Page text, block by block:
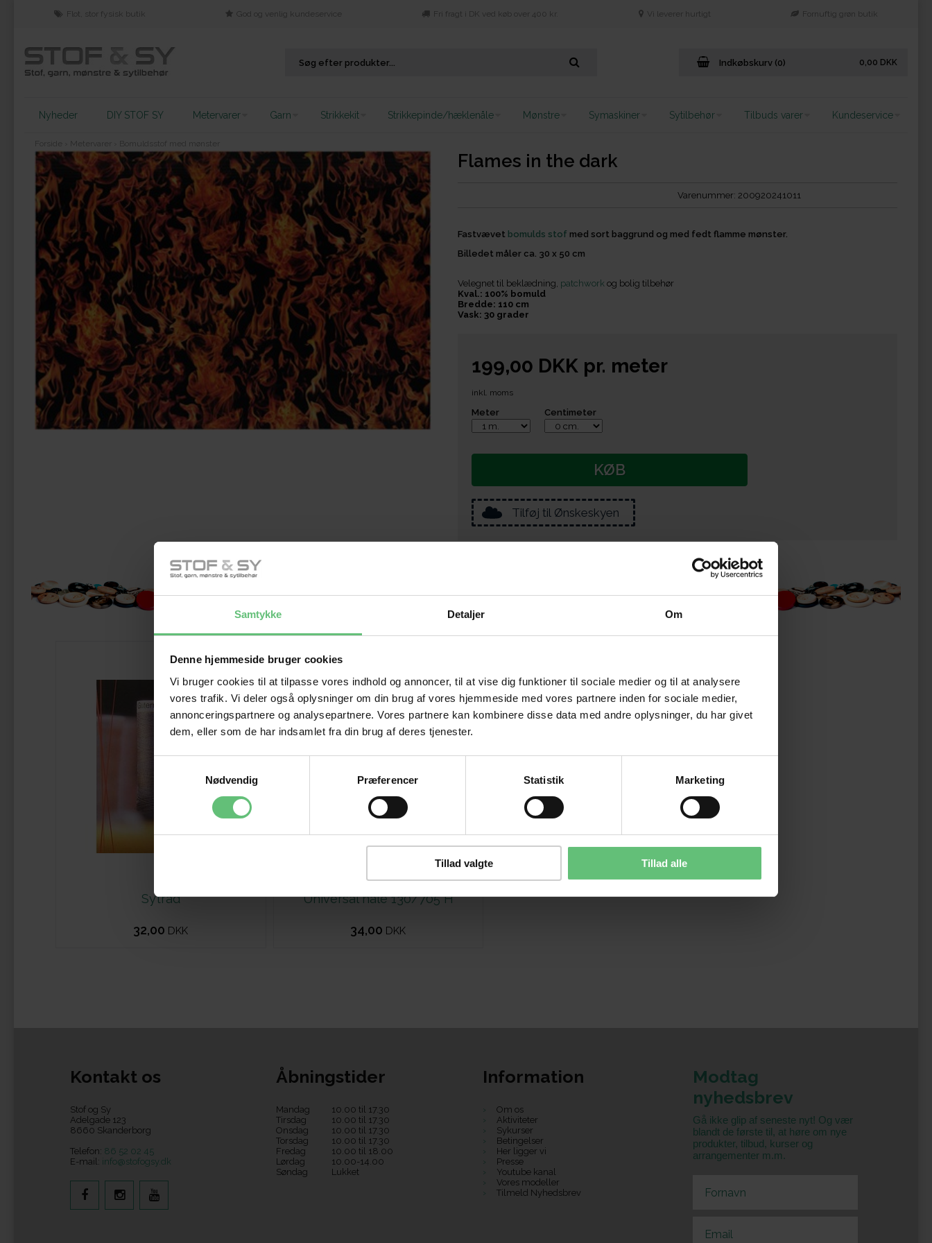
Samtykke Detaljer Om
Denne hjemmeside bruger cookies
Vi bruger cookies til at tilpasse vores indhold og annoncer, til at vise dig funktioner til sociale medier og til at analysere
vores trafik. Vi deler også oplysninger om din brug af vores hjemmeside med vores partnere inden for sociale medier,
annonceringspartnere og analysepartnere. Vores partnere kan kombinere disse data med andre oplysninger, du har givet
dem, eller som de har indsamlet fra din brug af deres tjenester.
Nødvendig
Præferencer Statistik Marketing
Tillad valgte Tillad alle
Flot, stor fysisk butik God og venlig kundeservice Fri fragt i DK ved køb over 400 kr. Vi leverer hurtigt Fornuftig grøn butik
Indkøbskurv (0) 0,00 DKK
Nyheder DIY STOF SY Metervarer Garn Strikkekit Strikkepinde/hæklenåle Mønstre Symaskiner Sytilbehør Tilbuds varer Kundeservice
Metervarer Bomuldsstof med mønster
Flames in the dark
Varenummer: 200920241011
Fastvævet bomulds stof med sort baggrund og med fedt flamme mønster.
Billedet måler ca. 30 x 50 cm
Velegnet til beklædning, patchworkog bolig tilbehør
Kval.: 100% bomuld
Bredde: 110 cm
Vask: 30 grader
199,00 DKKpr. meter
inkl. moms
Meter Centimeter
KØB
Tilføj til Ønskeskyen
Måske er du også interesseret i følgende produkter
Sytråd
32,00 DKK
Universal nåle 130/705 H
34,00 DKK
Kontakt os
Stof og Sy
Adelgade 123
8660 Skanderborg
Telefon: 86 52 02 45
E-mail: info@stofogsy.dk
Åbningstider
Mandag
10.00 til 17.30
Tirsdag
10.00 til 17.30
Onsdag
10.00 til 17.30
Torsdag
10.00 til 17.30
Fredag
10.00 til 18.00
Lørdag
10.00-14.00
Søndag
Lukket
Information
Om os
Aktiviteter
Sykurser
Betingelser
Her ligger vi
Presse
Youtube kanal
Vores modeller
Tilmeld Nyhedsbrev
Modtag
nyhedsbrev
Gå ikke glip af seneste nyt! Og vær
blandt de første til, at høre om nye
produkter, tilbud, kurser og
arrangementer m.m.